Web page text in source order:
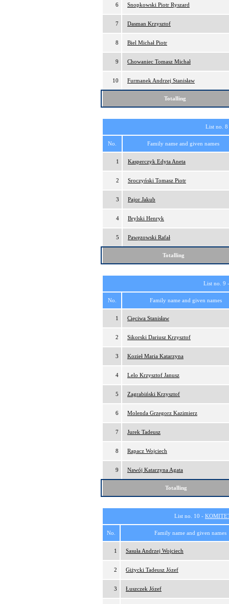
6 Snopkowski Piotr Ryszard
7 Dasman Krzysztof
8 Biel Michał Piotr
9 Chowaniec Tomasz Michał
10 Furmanek Andrzej Stanisław
Totalling
List no.
No. Family name and given names
1 Kasperczyk Edyta Aneta
2 Sroczyński Tomasz Piotr
3 Pajor Jakub
4 Brylski Henryk
5 Pawęzowski Rafał
Totalling
List no. 9
No. Family name and given names
1 Cięciwa Stanisław
2 Sikorski Dariusz Krzysztof
3 Kozieł Maria Katarzyna
4 Lelo Krzysztof Janusz
5 Zagrabiński Krzysztof
6 Molenda Grzegorz Kazimierz
7 Jurek Tadeusz
8 Rapacz Wojciech
9 Nawój Katarzyna Agata
Totalling
List no. 10 -
No. Family name and given names
1 Sasuła Andrzej Wojciech
2 Giżycki Tadeusz Józef
3 Łuszczek Józef